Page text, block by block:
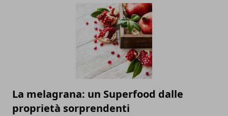
La melagrana: un Superfood dalle
proprietà sorprendenti